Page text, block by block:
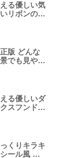
る優しい気
リボンの女
版 どんな
でも見やす
る優しいダ
スフンド
くりキラキ
ール風 夏